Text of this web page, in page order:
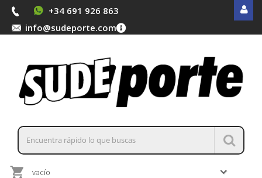
+34 691 926 863
info@sudeporte.com
vacío